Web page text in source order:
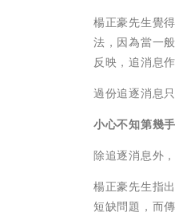
楊正豪先生覺
法，因為當一
反映，追消息
過份追逐消息
小心不知第幾
除追逐消息外
楊正豪先生指
短缺問題，而